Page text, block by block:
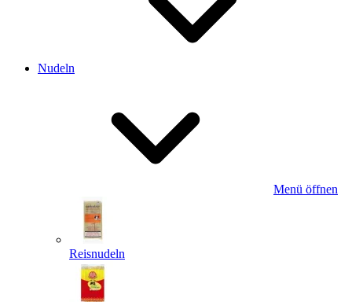
Nudeln
Menü öffnen
Reisnudeln